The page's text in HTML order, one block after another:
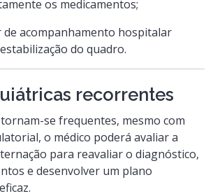
os medicamentos;
de acompanhamento hospitalar
do quadro.
recorrentes
se frequentes, mesmo com
o médico poderá avaliar a
para reavaliar o diagnóstico,
e desenvolver um plano